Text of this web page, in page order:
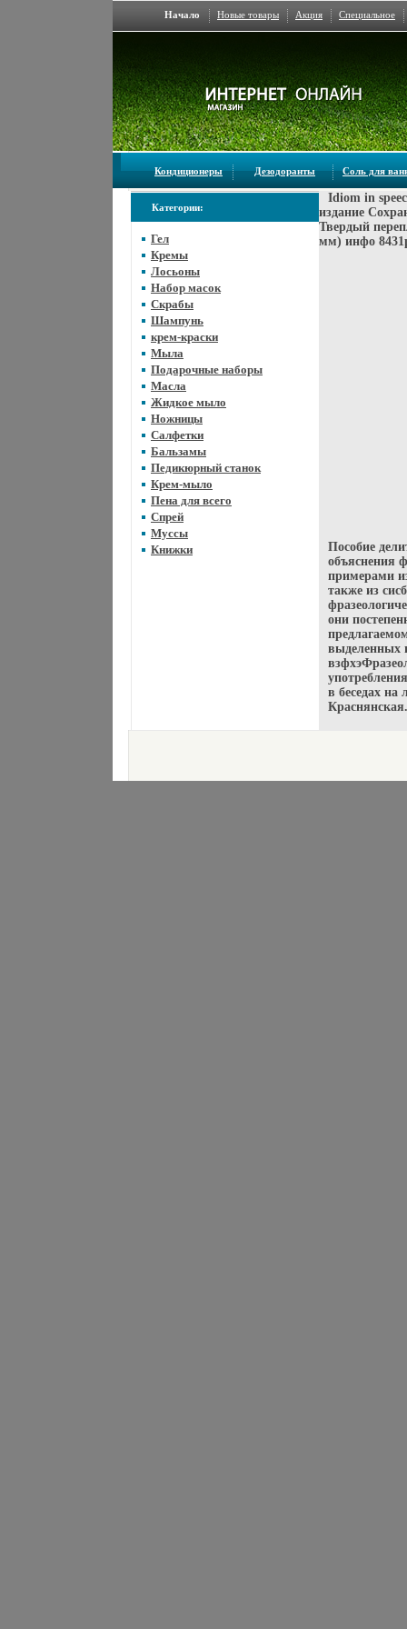
Начало Новые товары Акция Специальное
Кондиционеры Дезодоранты Соль для
Категории:
Гел
Кремы
Лосьоны
Набор масок
Скрабы
Шампунь
крем-краски
Мыла
Подарочные наборы
Масла
Жидкое мыло
Ножницы
Салфетки
Бальзамы
Педикюрный станок
Крем-мыло
Пена для всего
Спрей
Муссы
Книжки
Idiom in
издание
Твердый
мм) инфо
Пособие
объяснения
примерами
также из
они
выделенных
в беседах
Краснянская.